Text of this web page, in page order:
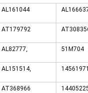
AL161044
AT179792
AL82777, 51M704
AL151514,
AT368966